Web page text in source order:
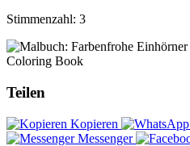
Stimmenzahl: 3
Coloring Book
Teilen
Kopieren
Messenger